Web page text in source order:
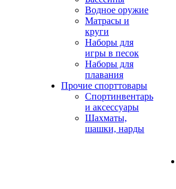
Водное оружие
Матрасы и
круги
Наборы для
игры в песок
Наборы для
плавания
Прочие спорттовары
Спортинвентарь
и аксессуары
Шахматы,
шашки, нарды